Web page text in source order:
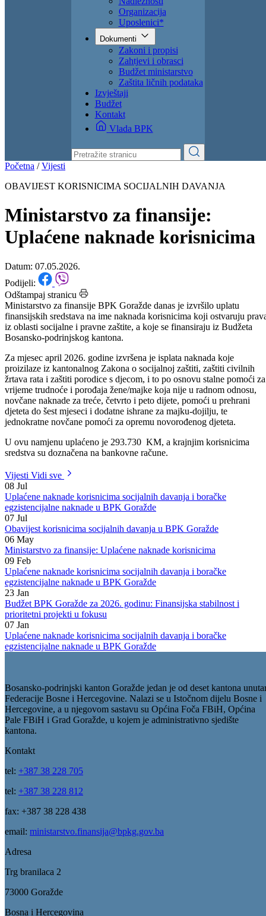
Ministarstvo
Ministar
Nadležnosti
Organizacija
Uposlenici*
Dokumenti
Zakoni i propisi
Zahtjevi i obrasci
Budžet ministarstvo
Zaštita ličnih podataka
Izvještaji
Budžet
Kontakt
Vlada BPK
OBAVIJEST KORISNICIMA SOCIJALNIH DAVANJA
Ministarstvo za finansije:
Uplaćene naknade korisnicima
Datum: 07.05.2026.
Podijeli:
Odštampaj stranicu
Ministarstvo za finansije BPK Goražde danas je izvršilo uplatu
iz oblasti socijalne i pravne zaštite, a koje se finansiraju iz Budžeta
Bosansko-podrinjskog kantona.
Za mjesec april 2026. godine izvršena je isplata naknada koje
proizilaze iz kantonalnog Zakona o socijalnoj zaštiti, zaštiti civilnih
žrtava rata i zaštiti porodice s djecom, i to po osnovu stalne pomoći za
vrijeme trudnoće i porođaja žene/majke koja nije u radnom odnosu,
djeteta do šest mjeseci i dodatne ishrane za majku-dojilju, te
jednokratne novčane pomoći za opremu novorođenog djeteta.
U ovu namjenu uplaćeno je 293.730 KM, a krajnjim korisnicima
sredstva su doznačena na bankovne račune.
VijestiVidi sve
08 Jul
Uplaćene naknade korisnicima socijalnih davanja i boračke
egzistencijalne naknade u BPK Goražde
07 Jul
Obavijest korisnicima socijalnih davanja u BPK Goražde
06 May
Ministarstvo za finansije: Uplaćene naknade korisnicima
09 Feb
Uplaćene naknade korisnicima socijalnih davanja i boračke
egzistencijalne naknade u BPK Goražde
23 Jan
Budžet BPK Goražde za 2026. godinu: Finansijska stabilnost i
prioritetni projekti u fokusu